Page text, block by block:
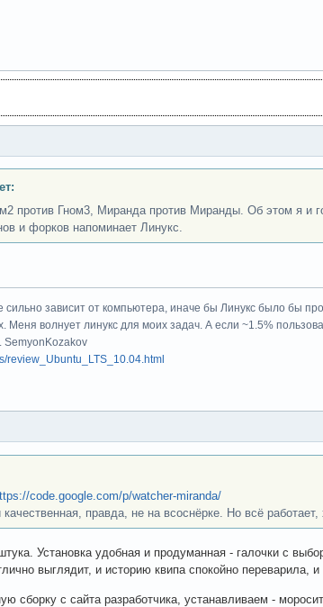
против Гном3, Миранда против Миранды. Об этом я и
и форков напоминает Линукс.
сильно зависит от компьютера, иначе бы Линукс было бы
Меня волнует линукс для моих задач. А если ~1.5%
SemyonKozakov
review_Ubuntu_LTS_10.04.html
code.google.com/p/watcher-miranda/
правда, не на всоснёрке. Но всё
Установка удобная и продуманная - галочки с
выглядит, и историю квипа спокойно переварила,
сборку с сайта разработчика, устанавливаем -